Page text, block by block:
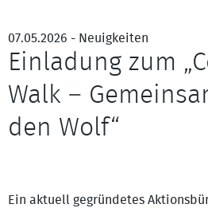
07.05.2026 - Neuigkeiten
Einladung zum
Walk –
den Wolf“
Ein aktuell gegründetes